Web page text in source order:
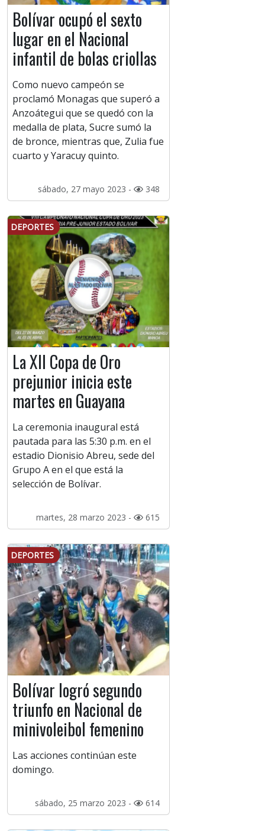
Bolívar ocupó el sexto
lugar en el Nacional
infantil de bolas criollas
Como nuevo campeón se
proclamó Monagas que superó a
Anzoátegui que se quedó con la
medalla de plata, Sucre sumó la
de bronce, mientras que, Zulia fue
cuarto y Yaracuy quinto.
sábado, 27 mayo 2023 - 348
DEPORTES
La XII Copa de Oro
prejunior inicia este
martes en Guayana
La ceremonia inaugural está
pautada para las 5:30 p.m. en el
estadio Dionisio Abreu, sede del
Grupo A en el que está la
selección de Bolívar.
martes, 28 marzo 2023 - 615
DEPORTES
Bolívar logró segundo
triunfo en Nacional de
minivoleibol femenino
Las acciones continúan este
domingo.
sábado, 25 marzo 2023 - 614